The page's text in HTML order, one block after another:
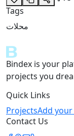
Tags
محلات
Bindex is your
projects you
Quick Links
ProjectsAdd
Contact Us